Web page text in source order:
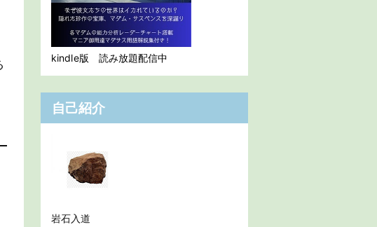
kindle版 読み放題配信中
自己紹介
岩石入道